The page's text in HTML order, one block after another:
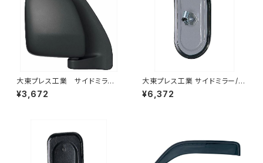
大東プレス工業 サイドミラー/
バックミラー ダイハツ ハイ
ゼットカーゴ 右 06年～ DI-
¥3,672
大東プレス工業 サイドミラー/バ
ックミラー77年いすゞ 300 L0
04 小判 DI-75
¥6,372